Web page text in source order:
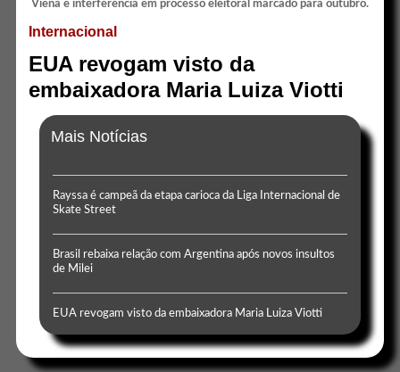
Internacional
EUA revogam visto da
embaixadora Maria Luiza Viotti
Mais Notícias
Rayssa é campeã da etapa carioca da Liga Internacional de
Skate Street
Brasil rebaixa relação com Argentina após novos insultos
de Milei
EUA revogam visto da embaixadora Maria Luiza Viotti